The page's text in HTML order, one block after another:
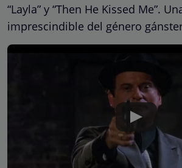
“Layla” y “Then He Kissed Me”.
imprescindible del género